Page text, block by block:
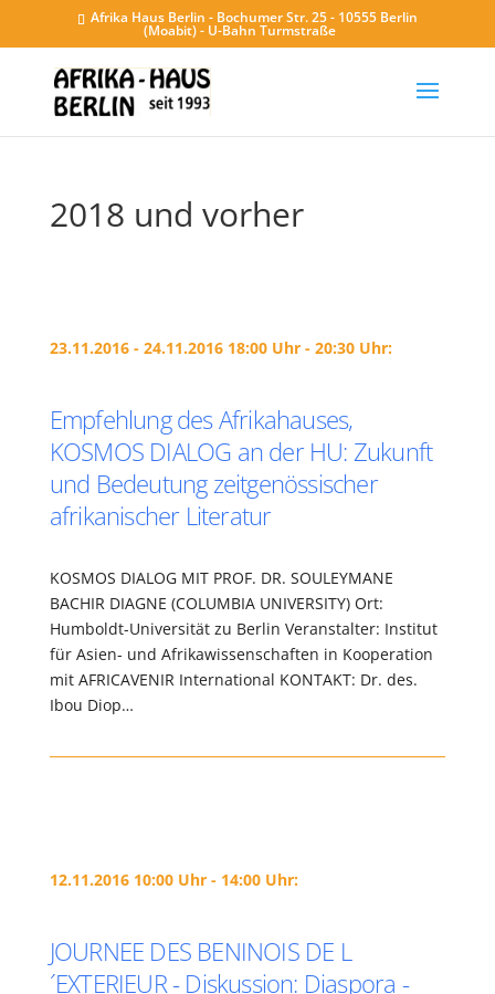
Afrika Haus Berlin - Bochumer Str. 25 - 10555 Berlin
(Moabit) - U-Bahn Turmstraße
2018 und vorher
23.11.2016 - 24.11.2016 18:00 Uhr - 20:30 Uhr:
Empfehlung des Afrikahauses,
KOSMOS DIALOG an der HU: Zukunft
und Bedeutung zeitgenössischer
afrikanischer Literatur
KOSMOS DIALOG MIT PROF. DR. SOULEYMANE
BACHIR DIAGNE (COLUMBIA UNIVERSITY) Ort:
Humboldt-Universität zu Berlin Veranstalter: Institut
für Asien- und Afrikawissenschaften in Kooperation
mit AFRICAVENIR International KONTAKT: Dr. des.
Ibou Diop…
12.11.2016 10:00 Uhr - 14:00 Uhr:
JOURNEE DES BENINOIS DE L
´EXTERIEUR - Diskussion: Diaspora -